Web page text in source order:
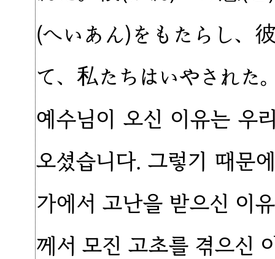
(へいあん)をもたらし、
て、私たちはいやされた
예수님이 오신 이유는 우
오셨습니다. 그렇기 때문
가에서 고난을 받으신 이
께서 모진 고초를 겪으신